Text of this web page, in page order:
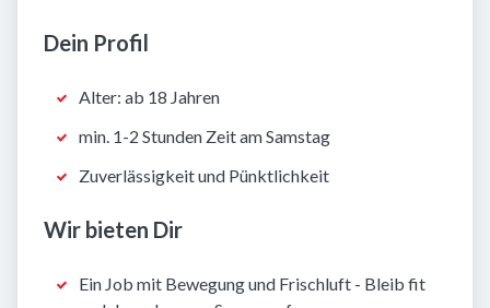
Dein Profil
Alter: ab 18 Jahren
min. 1-2 Stunden Zeit am Samstag
Zuverlässigkeit und Pünktlichkeit
Wir bieten Dir
Ein Job mit Bewegung und Frischluft - Bleib fit